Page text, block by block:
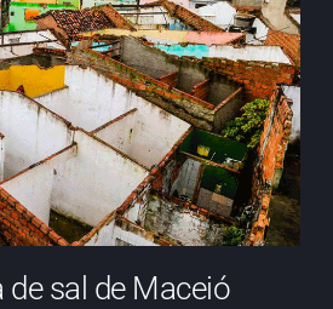
de sal de Maceió